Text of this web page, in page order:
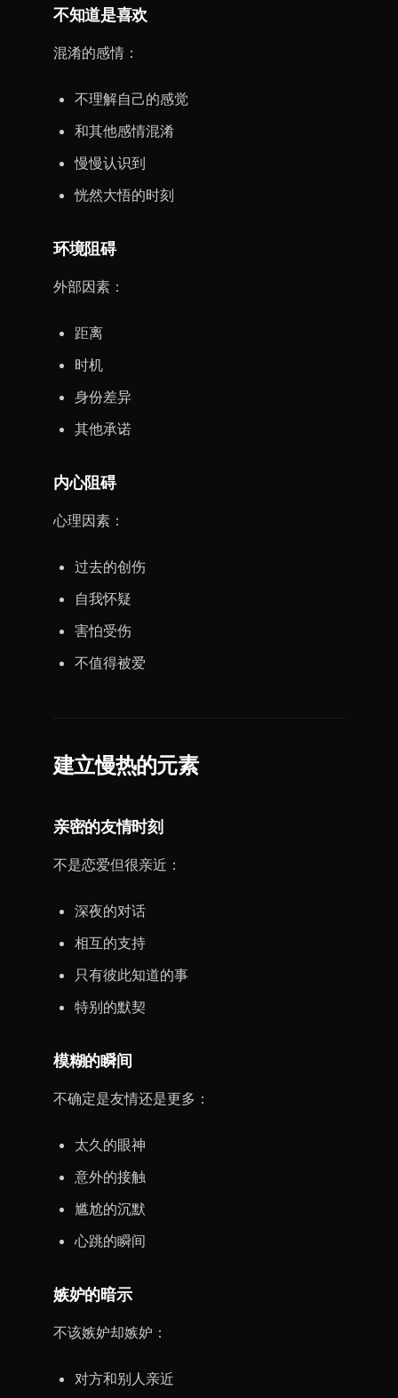
不知道是喜欢
混淆的感情：
不理解自己的感觉
和其他感情混淆
慢慢认识到
恍然大悟的时刻
环境阻碍
外部因素：
距离
时机
身份差异
其他承诺
内心阻碍
心理因素：
过去的创伤
自我怀疑
害怕受伤
不值得被爱
建立慢热的元素
亲密的友情时刻
不是恋爱但很亲近：
深夜的对话
相互的支持
只有彼此知道的事
特别的默契
模糊的瞬间
不确定是友情还是更多：
太久的眼神
意外的接触
尴尬的沉默
心跳的瞬间
嫉妒的暗示
不该嫉妒却嫉妒：
对方和别人亲近